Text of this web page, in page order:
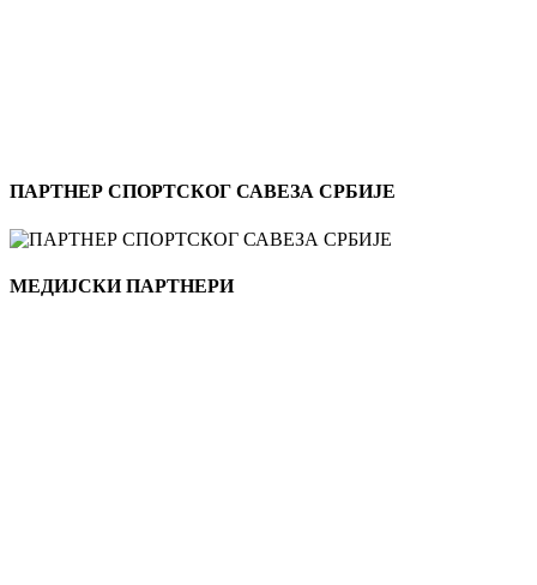
ПАРТНЕР СПОРТСКОГ САВЕЗА СРБИЈЕ
МЕДИЈСКИ ПАРТНЕРИ